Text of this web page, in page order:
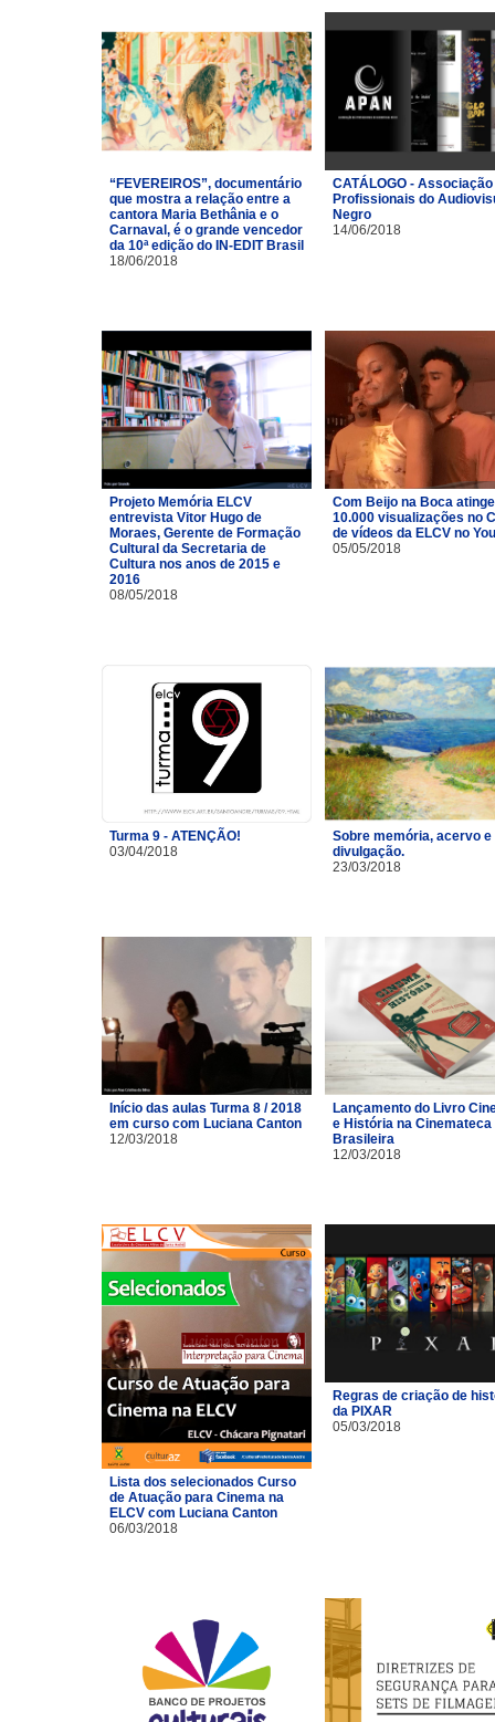
“FEVEREIROS”, documentário
que mostra a relação entre a
cantora Maria Bethânia e o
Carnaval, é o grande vencedor
da 10ª edição do IN-EDIT Brasil
18/06/2018
CATÁLOGO -
Profissionais do
Negro
14/06/2018
Projeto Memória ELCV
entrevista Vitor Hugo de
Moraes, Gerente de Formação
Cultural da Secretaria de
Cultura nos anos de 2015 e
2016
08/05/2018
Com Beijo na Boca atinge
10.000 visualizações no
de vídeos da ELCV no
05/05/2018
Turma 9 - ATENÇÃO!
03/04/2018
Sobre memória, acervo e
divulgação.
23/03/2018
Início das aulas Turma 8 / 2018
em curso com Luciana Canton
12/03/2018
Lançamento do Livro
e História na Cinemateca
Brasileira
12/03/2018
Lista dos selecionados Curso
de Atuação para Cinema na
ELCV com Luciana Canton
06/03/2018
Regras de criação de
da PIXAR
05/03/2018